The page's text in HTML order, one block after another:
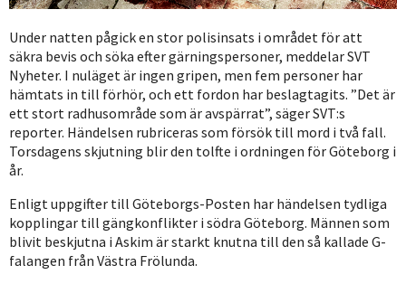
Under natten pågick en stor polisinsats i området för att
säkra bevis och söka efter gärningspersoner, meddelar SVT
Nyheter. I nuläget är ingen gripen, men fem personer har
hämtats in till förhör, och ett fordon har beslagtagits. ”Det är
ett stort radhusområde som är avspärrat”, säger SVT:s
reporter. Händelsen rubriceras som försök till mord i två fall.
Torsdagens skjutning blir den tolfte i ordningen för Göteborg i
år.
Enligt uppgifter till Göteborgs-Posten har händelsen tydliga
kopplingar till gängkonflikter i södra Göteborg. Männen som
blivit beskjutna i Askim är starkt knutna till den så kallade G-
falangen från Västra Frölunda.